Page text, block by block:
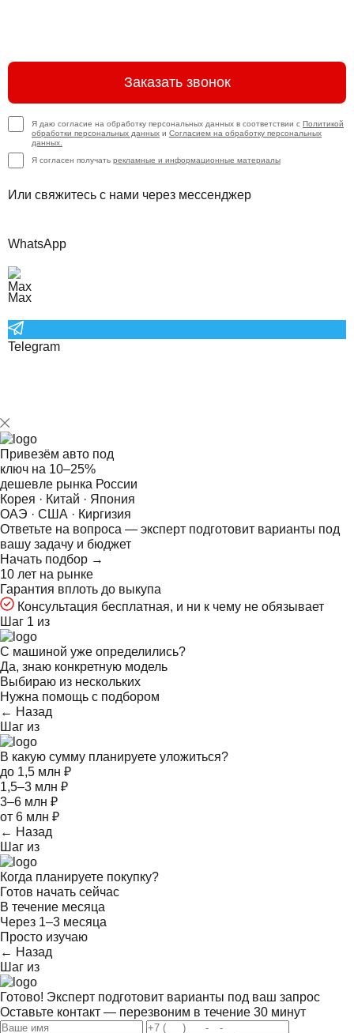
Заказать звонок
Я даю согласие на обработку персональных данных в соответствии с Политикой
обработки персональных данных и Согласием на обработку персональных
данных.
Я согласен получать рекламные и информационные материалы
Или свяжитесь с нами через мессенджер
WhatsApp
Max
Telegram
Привезём авто под
ключ на 10–25%
дешевле рынка России
Корея · Китай · Япония
ОАЭ · США · Киргизия
Ответьте на вопроса — эксперт подготовит варианты под
вашу задачу и бюджет
Начать подбор →
10 лет на рынке
Гарантия вплоть до выкупа
Консультация бесплатная, и ни к чему не обязывает
Шаг 1 из
С машиной уже определились?
Да, знаю конкретную модель
Выбираю из нескольких
Нужна помощь с подбором
← Назад
Шаг из
В какую сумму планируете уложиться?
до 1,5 млн ₽
1,5–3 млн ₽
3–6 млн ₽
от 6 млн ₽
← Назад
Шаг из
Когда планируете покупку?
Готов начать сейчас
В течение месяца
Через 1–3 месяца
Просто изучаю
← Назад
Шаг из
Готово! Эксперт подготовит варианты под ваш запрос
Оставьте контакт — перезвоним в течение 30 минут